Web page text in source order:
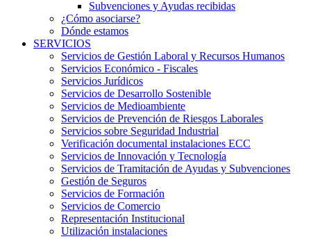
Subvenciones y Ayudas recibidas
¿Cómo asociarse?
Dónde estamos
SERVICIOS
Servicios de Gestión Laboral y Recursos Humanos
Servicios Económico - Fiscales
Servicios Jurídicos
Servicios de Desarrollo Sostenible
Servicios de Medioambiente
Servicios de Prevención de Riesgos Laborales
Servicios sobre Seguridad Industrial
Verificación documental instalaciones ECC
Servicios de Innovación y Tecnología
Servicios de Tramitación de Ayudas y Subvenciones
Gestión de Seguros
Servicios de Formación
Servicios de Comercio
Representación Institucional
Utilización instalaciones